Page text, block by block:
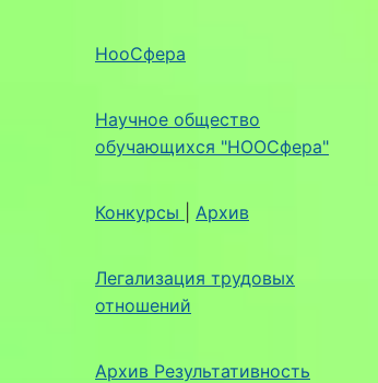
НооСфера
Научное общество
обучающихся "НООСфера"
Конкурсы Архив
Легализация трудовых
отношений
Архив Результативность